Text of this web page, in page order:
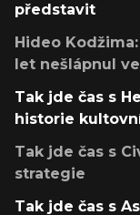
představit
Hideo
let nešlápnul
Tak jde čas s
historie
Tak jde čas s
strategie
Tak jde čas s